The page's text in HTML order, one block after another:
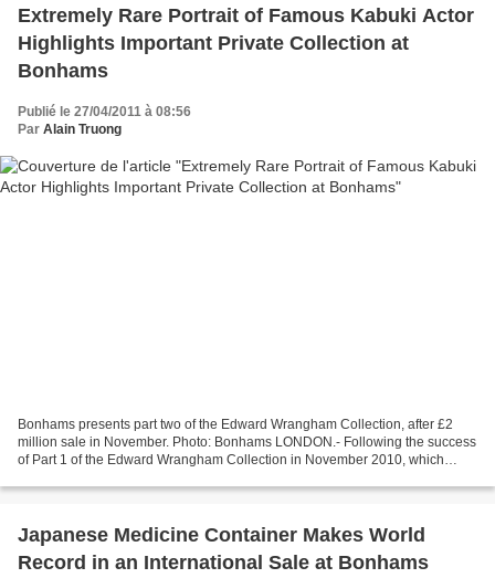
Extremely Rare Portrait of Famous Kabuki Actor
Highlights Important Private Collection at
Bonhams
Publié le 27/04/2011 à 08:56
Par Alain Truong
Bonhams presents part two of the Edward Wrangham Collection, after £2
million sale in November. Photo: Bonhams LONDON.- Following the success
of Part 1 of the Edward Wrangham Collection in November 2010, which
Japanese Medicine Container Makes World
Record in an International Sale at Bonhams